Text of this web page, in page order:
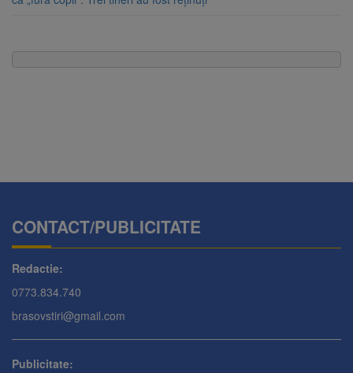
CONTACT/PUBLICITATE
Redactie:
0773.834.740
brasovstiri@gmail.com
Publicitate: